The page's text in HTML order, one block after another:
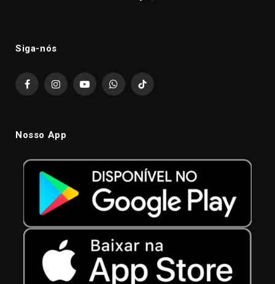
Siga-nós
FacebookInstagramYouTubeWhatsAppTikTok
Nosso App